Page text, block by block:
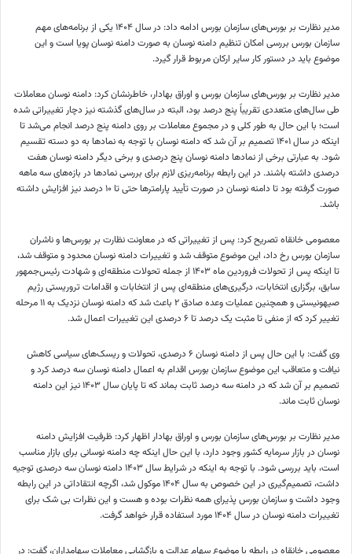
مدیر نظارت بر بورس‌های سازمان بورس ادامه داد: در سال ۱۴۰۴ یکی از برنامه‌های مهم
سازمان بورس بررسی امکان تنظیم دامنه نوسان به صورت دامنه نوسان پویا است و این
موضوع باید در دستور کار سایر ارکان مربوط قرار گیرد.
مدیر نظارت بر بورس‌های سازمان بورس و اوراق بهادار، خاطرنشان کرد: دامنه نوسان معاملات
طی سال‌های متعددی تقریباً پنج درصد بود، البته در سال‌های گذشته نیز دچار تغییراتی شده
است؛ با این حال به طور کلی و در مجموع معاملات بر روی دامنه پنج درصد انجام می‌شد تا
اینکه در سال ۱۴۰۱ تصمیم بر آن شد که دامنه نوسان با توجه به نمادها به دو دسته تقسیم
شود. به عبارتی برخی از نمادها دامنه نوسان پنج درصدی و برخی دیگر دامنه نوسان هفت
درصدی داشته باشند. در این رابطه برنامه‌ریزی لازم برای بررسی نمادها در بازه‌های سه ماهه
صورت گرفته بود تا دامنه نوسان در صورت تأیید پارامترها حتی تا ۱۰ درصد نیز افزایش داشته
باشد.
معصومی خانقاه تصریح کرد: پس از تغییراتی که در معاونت نظارت بر بورس‌ها و ناشران
سازمان بورس رخ داد، این موضوع متوقف شد و تغییرات دامنه نوسان محدود و متوقف شد،
تا اینکه پس از تحولات فروردین ماه ۱۴۰۳ از جمله تحولات منطقه‌ای و شهادت رئیس‌جمهور
سابق، برگزاری انتخابات، درگیری‌های منطقه‌ای پس از انتخابات و اقدامات تروریستی رژیم
صیهونیستی
و همچنین عملیات وعده صادق ۲ باعث شد که دامنه نوسان نزدیک به ۱۱ مرحله
تغییر کرد که از منفی تا مثبت یک درصد تا ۶ درصدی این تغییرات اعمال شد.
وی گفت: با این حال پس از دامنه نوسان ۶ درصدی، تحولات و ریسک‌های سیاسی کاهش
نیافت و متعاقب این موضوع سازمان بورس اقدام به اعمال دامنه نوسان سه درصد کرد و
تصمیم بر آن شد که در دامنه سه درصد ثابت بماند که تا پایان سال ۱۴۰۳ نیز این دامنه
نوسان ثابت ماند.
مدیر نظارت بر بورس‌های سازمان بورس و اوراق بهادار اظهار کرد: ظرفیت افزایش دامنه
نوسان در بازار سرمایه کشور وجود دارد، با این حال اینکه چه دامنه نوسانی برای بازار مناسب
است، باید بررسی شود. با توجه به اینکه در شرایط سال ۱۴۰۳ دامنه نوسان سه درصدی توجیه
داشت، تصمیم‌گیری در این خصوص به سال ۱۴۰۴ موکول شد، اگرچه انتقاداتی در این رابطه
وجود داشت و سازمان بورس پذیرای همه نظرات بوده و هست و این نظرات بی شک برای
تغییرات دامنه نوسان در سال ۱۴۰۴ مورد استفاده قرار خواهد گرفت.
معصومی خانقاه در رابطه با موضوع سهام عدالت و بازگشایی معاملات سهامداران، گفت: در